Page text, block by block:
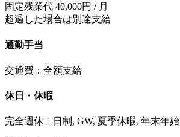
固定残業代 40,000円 / 月
超過した場合は別途支給
通勤手当
交通費：全額支給
休日・休暇
完全週休二日制, GW, 夏季休暇, 年末年始